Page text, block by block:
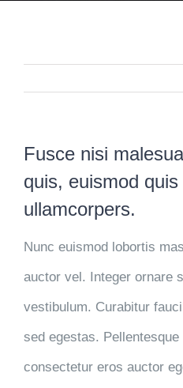
Fusce nisi
quis, euismod
ullamcorpers.
Nunc euismod lobortis
auctor vel. Integer ornare
vestibulum. Curabitur
sed egestas.
consectetur eros auctor